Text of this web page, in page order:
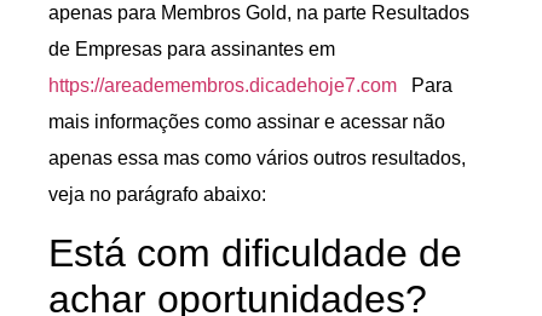
apenas para Membros Gold, na parte Resultados
de Empresas para assinantes em
https://areademembros.dicadehoje7.com Para
mais informações como assinar e acessar não
apenas essa mas como vários outros resultados,
veja no parágrafo abaixo:
Está com dificuldade de
achar oportunidades?